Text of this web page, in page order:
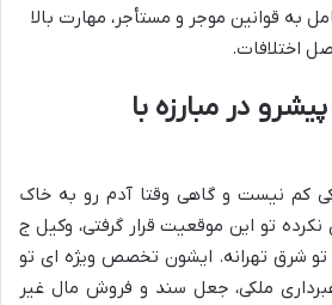
به قوانین موجر و مستأجر، مهارت بالا
اختلافات.
در مبارزه با
کم نیست و گاهی وقتا آدم رو به خاک
تو این موقعیت قرار گرفتی، وکیل ج
تو شرق تهرانه. ایشون تخصص ویژه ای تو
ملکی، جعل سند و فروش مال غیر